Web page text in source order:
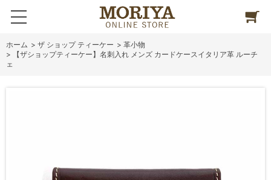
ホーム > ザ ショップ ティーケー > 革小物
>
【ザショップティーケー】名刺入れ メンズ カードケースイタリア革 ルーチ
ェ